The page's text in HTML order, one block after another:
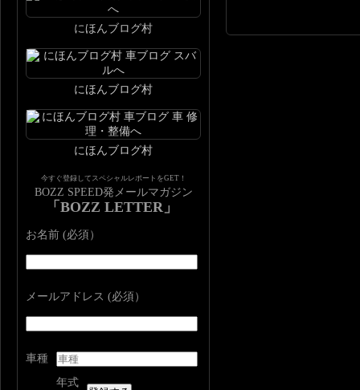
にほんブログ村
にほんブログ村
にほんブログ村
今すぐ登録してスペシャルレポートをGET！
BOZZ SPEED発メールマガジン
「BOZZ LETTER」
お名前 (必須）
メールアドレス (必須）
車種
年式